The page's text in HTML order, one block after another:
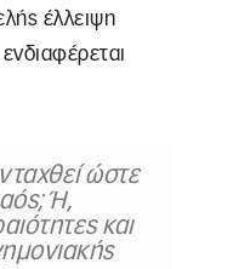
έλλειψη
ώστε
Ή,
και